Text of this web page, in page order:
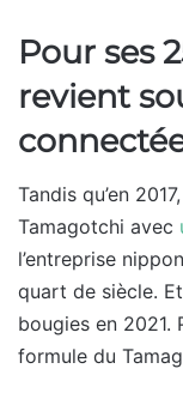
Pour ses
revient
Tandis qu’en
Tamagotchi avec
l’entreprise
quart de siècle.
bougies en 2021.
formule du